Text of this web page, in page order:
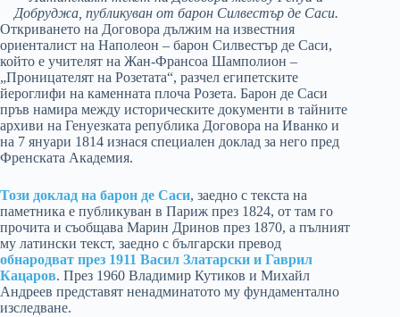
Добруджа, публикуван от барон Силвестър де Саси.
Откриването на Договора дължим на известния
ориенталист на Наполеон – барон Силвестър де Саси,
който е учителят на Жан-Франсоа Шамполион –
„Проницателят на Розетата“, разчел египетските
йероглифи на каменната плоча Розета. Барон де Саси
пръв намира между историческите документи в тайните
архиви на Генуезката република Договора на Иванко и
на 7 януари 1814 изнася специален доклад за него пред
Френската Академия.
Този доклад на барон де Саси, заедно с текста на
паметника е публикуван в Париж през 1824, от там го
прочита и съобщава Марин Дринов през 1870, а пълният
му латински текст, заедно с български превод
обнародват през 1911 Васил Златарски и Гаврил
Кацаров. През 1960 Владимир Кутиков и Михайл
Андреев представят ненадминатото му фундаментално
изследване.